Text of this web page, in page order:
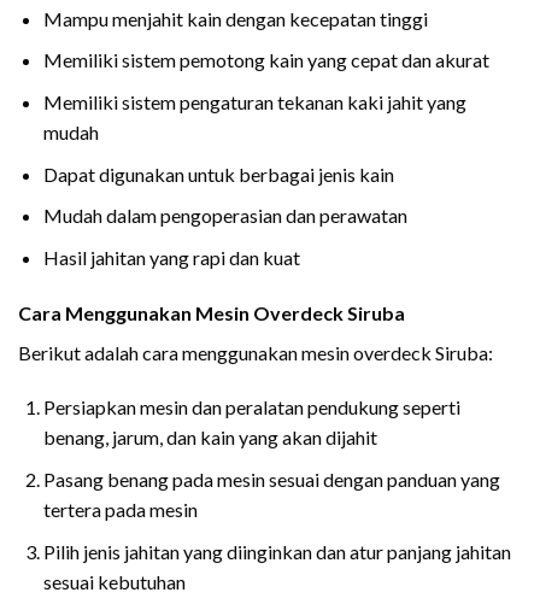
Mampu menjahit kain dengan kecepatan tinggi
Memiliki sistem pemotong kain yang cepat dan akurat
Memiliki sistem pengaturan tekanan kaki jahit yang
mudah
Dapat digunakan untuk berbagai jenis kain
Mudah dalam pengoperasian dan perawatan
Hasil jahitan yang rapi dan kuat
Cara Menggunakan Mesin Overdeck Siruba
Berikut adalah cara menggunakan mesin overdeck Siruba:
Persiapkan mesin dan peralatan pendukung seperti
benang, jarum, dan kain yang akan dijahit
Pasang benang pada mesin sesuai dengan panduan yang
tertera pada mesin
Pilih jenis jahitan yang diinginkan dan atur panjang jahitan
sesuai kebutuhan